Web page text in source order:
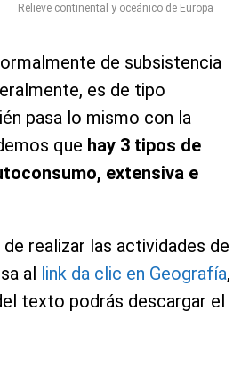
Relieve continental y oceánico de Europa
de subsistencia
es de tipo
pasa lo mismo con la
que hay 3 tipos de
extensiva e
realizar las actividades de
al link da clic en Geografía,
texto podrás descargar el